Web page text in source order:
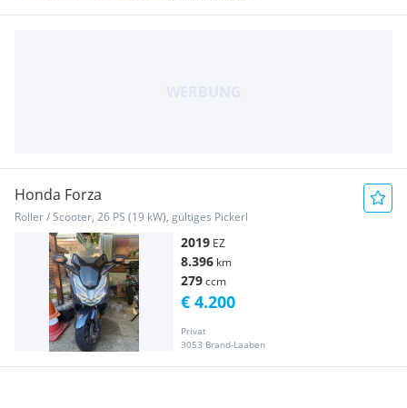
Honda Forza
Roller / Scooter, 26 PS (19 kW), gültiges Pickerl
2019 EZ
8.396 km
279ccm
Privat
3053 Brand-Laaben
€ 4.200